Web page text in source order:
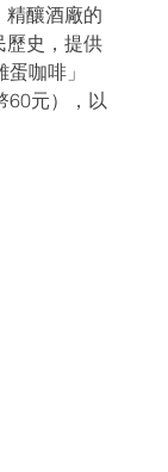
精釀酒廠的
歷史，提供
咖啡」
60元），以